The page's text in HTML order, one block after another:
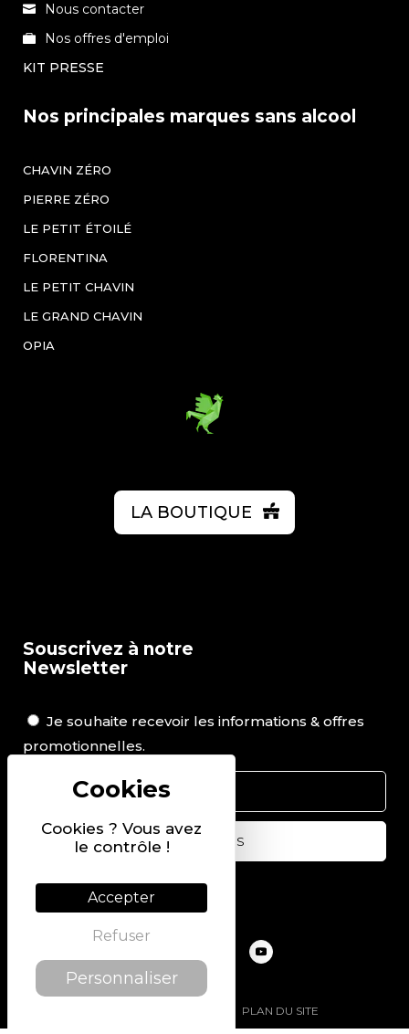
Cookies ? Vous avez
le contrôle !
Accepter
Refuser
Personnaliser
Nous contacter
Nos offres d'emploi
KIT PRESSE
Nos principales marques sans alcool
CHAVIN ZÉRO
PIERRE ZÉRO
LE PETIT ÉTOILÉ
FLORENTINA
LE PETIT CHAVIN
LE GRAND CHAVIN
OPIA
LA BOUTIQUE
Souscrivez à notre
Newsletter
Je souhaite recevoir les informations & offres
promotionnelles.
Suivez-nous sur
PLAN DU SITE